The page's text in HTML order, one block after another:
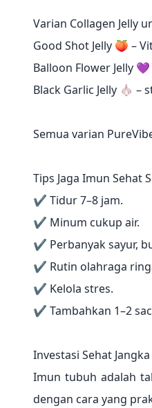
Varian Collagen Jelly
Good Shot Jelly 🍑 –
Balloon Flower Jelly
Black Garlic Jelly 🧄 –
Semua varian
Tips Jaga Imun Sehat
✔ Tidur 7–8 jam.
✔ Minum cukup air.
✔ Perbanyak sayur,
✔ Rutin olahraga
✔ Kelola stres.
✔ Tambahkan 1–2
Investasi Sehat
Imun tubuh adalah
dengan cara yang